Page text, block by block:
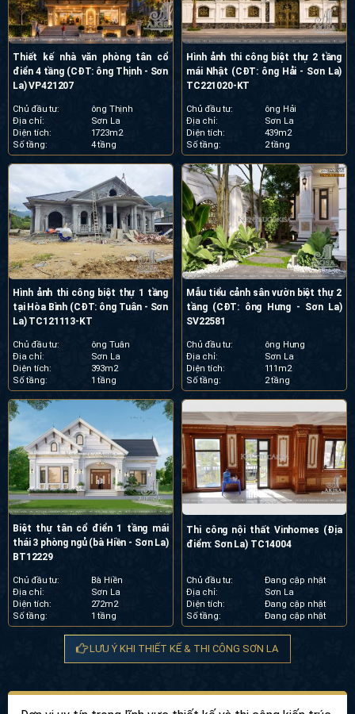
Thiết kế nhà văn phòng tân cổ
điển 4 tầng (CĐT: ông Thịnh - Sơn
La) VP421207
Chủ đầu tư:
ông Thịnh
Địa chỉ:
Sơn La
Diện tích:
1723m2
Số tầng:
4 tầng
Hình ảnh thi công biệt thự 2 tầng
mái Nhật (CĐT: ông Hải - Sơn La)
TC221020-KT
Chủ đầu tư:
ông Hải
Địa chỉ:
Sơn La
Diện tích:
439m2
Số tầng:
2 tầng
Hình ảnh thi công biệt thự 1 tầng
tại Hòa Bình (CĐT: ông Tuân - Sơn
La) TC121113-KT
Chủ đầu tư:
ông Tuân
Địa chỉ:
Sơn La
Diện tích:
393m2
Số tầng:
1 tầng
Mẫu tiểu cảnh sân vườn biệt thự 2
tầng (CĐT: ông Hưng - Sơn La)
SV22581
Chủ đầu tư:
ông Hưng
Địa chỉ:
Sơn La
Diện tích:
111m2
Số tầng:
2 tầng
Biệt thự tân cổ điển 1 tầng mái
thái 3 phòng ngủ (bà Hiền - Sơn La)
BT12229
Chủ đầu tư:
Bà Hiền
Địa chỉ:
Sơn La
Diện tích:
272m2
Số tầng:
1 tầng
Thi công nội thất Vinhomes (Địa
điểm: Sơn La) TC14004
Chủ đầu tư:
Đang cập nhật
Địa chỉ:
Sơn La
Diện tích:
Đang cập nhật
Số tầng:
Đang cập nhật
LƯU Ý KHI THIẾT KẾ & THI CÔNG SƠN LA